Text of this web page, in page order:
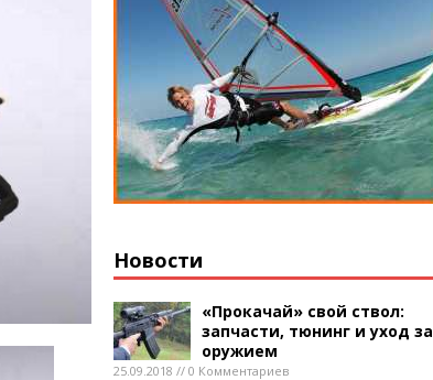
Новости
«Прокачай» свой ствол:
запчасти, тюнинг и уход за
оружием
25.09.2018 // 0 Комментариев